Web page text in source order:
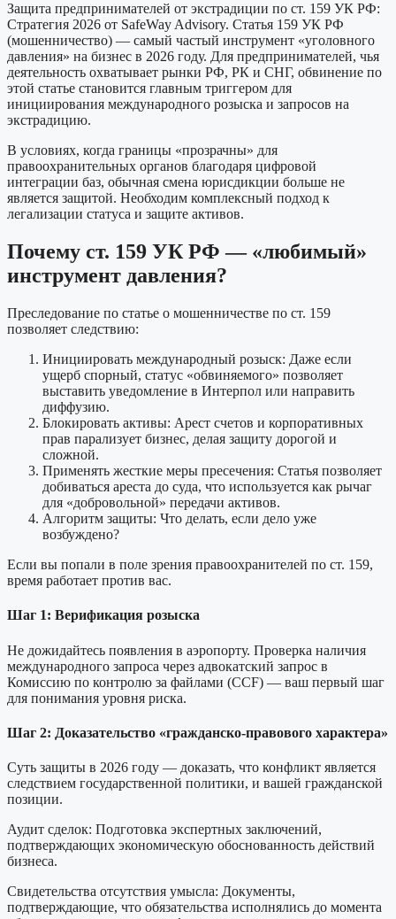
Защита предпринимателей от экстрадиции по ст. 159 УК РФ:
Стратегия 2026 от SafeWay Advisory. Статья 159 УК РФ
(мошенничество) — самый частый инструмент «уголовного
давления» на бизнес в 2026 году. Для предпринимателей, чья
деятельность охватывает рынки РФ, РК и СНГ, обвинение по
этой статье становится главным триггером для
инициирования международного розыска и запросов на
экстрадицию.
В условиях, когда границы «прозрачны» для
правоохранительных органов благодаря цифровой
интеграции баз, обычная смена юрисдикции больше не
является защитой. Необходим комплексный подход к
легализации статуса и защите активов.
Почему ст. 159 УК РФ — «любимый»
инструмент давления?
Преследование по статье о мошенничестве по ст. 159
позволяет следствию:
Инициировать международный розыск: Даже если
ущерб спорный, статус «обвиняемого» позволяет
выставить уведомление в Интерпол или направить
диффузию.
Блокировать активы: Арест счетов и корпоративных
прав парализует бизнес, делая защиту дорогой и
сложной.
Применять жесткие меры пресечения: Статья позволяет
добиваться ареста до суда, что используется как рычаг
для «добровольной» передачи активов.
Алгоритм защиты: Что делать, если дело уже
возбуждено?
Если вы попали в поле зрения правоохранителей по ст. 159,
время работает против вас.
Шаг 1: Верификация розыска
Не дожидайтесь появления в аэропорту. Проверка наличия
международного запроса через адвокатский запрос в
Комиссию по контролю за файлами (CCF) — ваш первый шаг
для понимания уровня риска.
Шаг 2: Доказательство «гражданско-правового характера»
Суть защиты в 2026 году — доказать, что конфликт является
следствием государственной политики, и вашей гражданской
позиции.
Аудит сделок: Подготовка экспертных заключений,
подтверждающих экономическую обоснованность действий
бизнеса.
Свидетельства отсутствия умысла: Документы,
подтверждающие, что обязательства исполнялись до момента